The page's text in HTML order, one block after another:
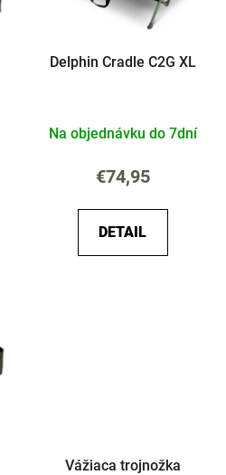
Delphin Cradle C2G XL
Na objednávku do 7dní
€74,95
DETAIL
Vážiaca trojnožka